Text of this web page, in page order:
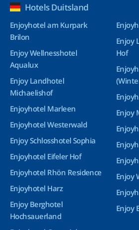
Hotels Duitsland
Enjoyhotel am Kurpark
Brilon
Enjoy Wellnesshotel
Aqualux
Enjoy Landhotel
Michaelishof
Enjoyhotel Marleen
Enjoyhotel Westerwald
Enjoy Schlosshotel Sophia
Enjoyhotel Eifeler Hof
Enjoyhotel Rhön Residence
Enjoyhotel Harz
Enjoy Berghotel
Hochsauerland
Enjoy
Hof
Enjoy
Enjoy
Enjoy